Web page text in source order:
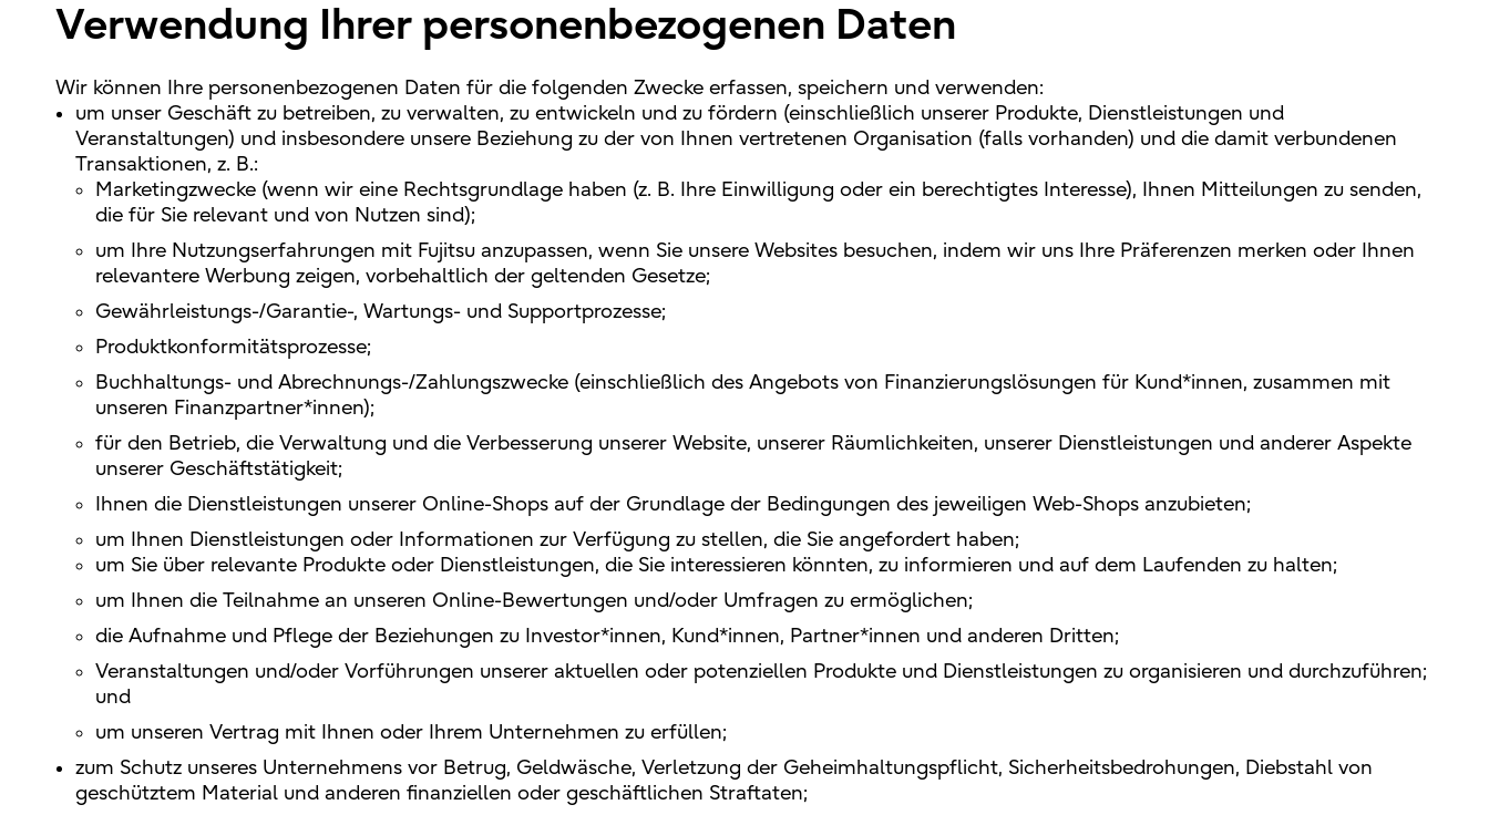
Verwendung Ihrer personenbezogenen Daten
Wir können Ihre personenbezogenen Daten für die folgenden Zwecke erfassen, speichern und verwenden:
um unser Geschäft zu betreiben, zu verwalten, zu entwickeln und zu fördern (einschließlich unserer Produkte, Dienstleistungen und
Veranstaltungen) und insbesondere unsere Beziehung zu der von Ihnen vertretenen Organisation (falls vorhanden) und die damit verbundenen
Transaktionen, z. B.:
Marketingzwecke (wenn wir eine Rechtsgrundlage haben (z. B. Ihre Einwilligung oder ein berechtigtes Interesse), Ihnen Mitteilungen zu senden,
die für Sie relevant und von Nutzen sind);
um Ihre Nutzungserfahrungen mit Fujitsu anzupassen, wenn Sie unsere Websites besuchen, indem wir uns Ihre Präferenzen merken oder Ihnen
relevantere Werbung zeigen, vorbehaltlich der geltenden Gesetze;
Gewährleistungs-/Garantie-, Wartungs- und Supportprozesse;
Produktkonformitätsprozesse;
Buchhaltungs- und Abrechnungs-/Zahlungszwecke (einschließlich des Angebots von Finanzierungslösungen für Kund*innen, zusammen mit
unseren Finanzpartner*innen);
für den Betrieb, die Verwaltung und die Verbesserung unserer Website, unserer Räumlichkeiten, unserer Dienstleistungen und anderer Aspekte
unserer Geschäftstätigkeit;
Ihnen die Dienstleistungen unserer Online-Shops auf der Grundlage der Bedingungen des jeweiligen Web-Shops anzubieten;
um Ihnen Dienstleistungen oder Informationen zur Verfügung zu stellen, die Sie angefordert haben;
um Sie über relevante Produkte oder Dienstleistungen, die Sie interessieren könnten, zu informieren und auf dem Laufenden zu halten;
um Ihnen die Teilnahme an unseren Online-Bewertungen und/oder Umfragen zu ermöglichen;
die Aufnahme und Pflege der Beziehungen zu Investor*innen, Kund*innen, Partner*innen und anderen Dritten;
Veranstaltungen und/oder Vorführungen unserer aktuellen oder potenziellen Produkte und Dienstleistungen zu organisieren und durchzuführen;
und
um unseren Vertrag mit Ihnen oder Ihrem Unternehmen zu erfüllen;
zum Schutz unseres Unternehmens vor Betrug, Geldwäsche, Verletzung der Geheimhaltungspflicht, Sicherheitsbedrohungen, Diebstahl von
geschütztem Material und anderen finanziellen oder geschäftlichen Straftaten;